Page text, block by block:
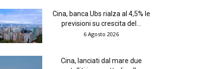
Cina, banca Ubs rialza al 4,5% le
previsioni su crescita del...
6 Agosto 2026
Cina, lanciati dal mare due